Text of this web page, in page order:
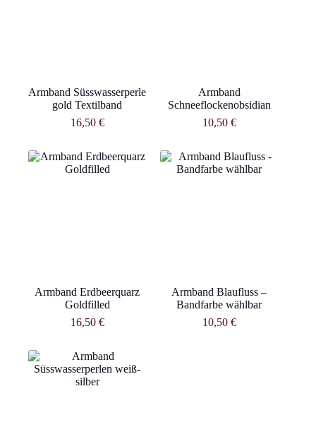
Armband Süsswasserperle
gold Textilband
16,50 €
Armband
Schneeflockenobsidian
10,50 €
Armband Erdbeerquarz
Goldfilled
16,50 €
Armband Blaufluss –
Bandfarbe wählbar
10,50 €